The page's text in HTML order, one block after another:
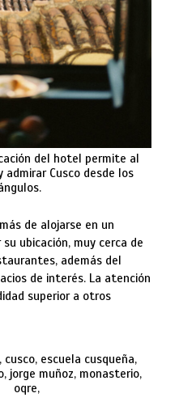
del hotel permite al
Cusco desde los
de alojarse en un
ubicación, muy cerca de
además del
de interés. La atención
superior a otros
escuela cusqueña,
jorge muñoz, monasterio,
oqre,